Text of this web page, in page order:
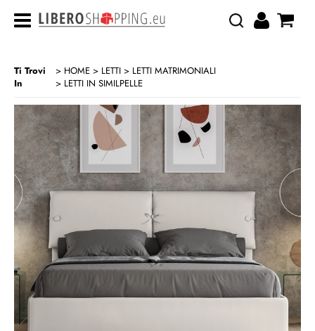
CATEGORIA: HOME> LETTI> LETTI MATRIMONIALI> LETTI IN SIMILPELLE
Ti Trovi
In
HOME LETTI
LETTI MATRIMONIALI
LETTI IN SIMILPELLE